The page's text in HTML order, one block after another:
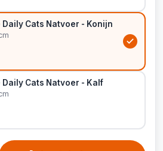
Daily Cats Natvoer - Konijn
Daily Cats Natvoer - Kalf